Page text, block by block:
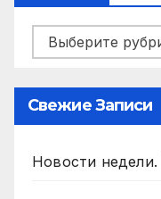
Рубрики
Свежие Записи
Новости